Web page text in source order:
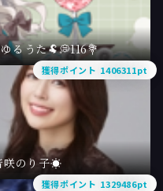
るうた🐏💭116💐
のり子☀️
獲得ポイント 1406311pt
獲得ポイント 1329486pt